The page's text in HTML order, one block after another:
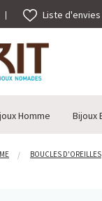
Liste d'envies
Homme Bijoux
BOUCLES D'OREILLES